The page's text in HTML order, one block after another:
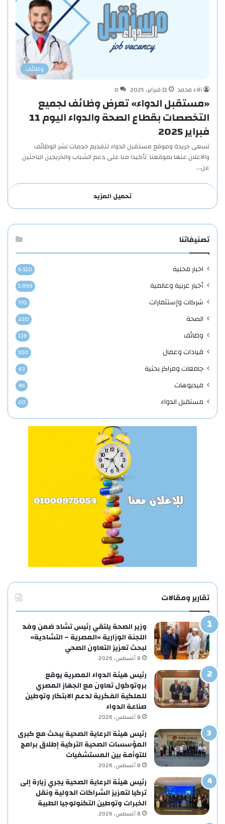
وظائف
آلاء محمد
11 فبراير، 2025 0
«مستقبل الدواء» تعرض وظائف لجميع
التخصصات بقطاع الصحة والدواء اليوم 11
فبراير 2025
تسعى جريدة وموقع مستقبل الدواء لتقديم خدمات نشر الوظائف
والاعلان عنها بموقعنا تأكيدا منا على دعم الشباب والخريجين الباحثين
عن…
تحميل المزيد
تصنيفاتنا
اخبار محلية 6٬110
أخبار عربية وعالمية 1٬999
شركات وإستثمارات 770
الصحة 220
وظائف 136
قيادات وعمال 100
جامعات ومراكز بحثية 63
فيديوهات 46
مستقبل الدواء 20
تقارير ومقالات
وزير الصحة يلتقي رئيس تشاد ضمن وفد
اللجنة الوزارية «المصرية – التشادية»
لبحث تعزيز التعاون الصحي
8 أغسطس، 2026
رئيس هيئة الدواء المصرية يوقع
بروتوكول تعاون مع الجهاز المصري
للملكية الفكرية لدعم الابتكار وتوطين
صناعة الدواء
8 أغسطس، 2026
رئيس هيئة الرعاية الصحية يبحث مع كبرى
المؤسسات الصحية التركية إطلاق برامج
للتوأمة بين المستشفيات
8 أغسطس، 2026
رئيس هيئة الرعاية الصحية يجري زيارة إلى
تركيا لتعزيز الشراكات الدولية ونقل
الخبرات وتوطين التكنولوجيا الطبية
8 أغسطس، 2026